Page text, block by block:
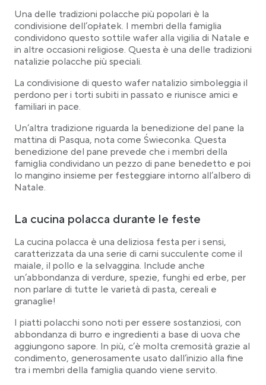
L’arte e la creatività della Polonia
Tradizioni matrimoniali
Conclusione
Una delle tradizioni polacche più popolari è la
condivisione dell’opłatek. I membri della famiglia
condividono questo sottile wafer alla vigilia di Natale e
in altre occasioni religiose. Questa è una delle tradizioni
natalizie polacche più speciali.
La condivisione di questo wafer natalizio simboleggia il
perdono per i torti subiti in passato e riunisce amici e
familiari in pace.
Un’altra tradizione riguarda la benedizione del pane la
mattina di Pasqua, nota come Świeconka. Questa
benedizione del pane prevede che i membri della
famiglia condividano un pezzo di pane benedetto e poi
lo mangino insieme per festeggiare intorno all’albero di
Natale.
La cucina polacca durante le feste
La cucina polacca è una deliziosa festa per i sensi,
caratterizzata da una serie di carni succulente come il
maiale, il pollo e la selvaggina. Include anche
un’abbondanza di verdure, spezie, funghi ed erbe, per
non parlare di tutte le varietà di pasta, cereali e
granaglie!
I piatti polacchi sono noti per essere sostanziosi, con
abbondanza di burro e ingredienti a base di uova che
aggiungono sapore. In più, c’è molta cremosità grazie al
condimento, generosamente usato dall’inizio alla fine
tra i membri della famiglia quando viene servito.